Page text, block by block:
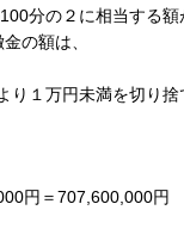
分の２に相当する額
の額は、
り１万円未満を切り
円＝707,600,000円